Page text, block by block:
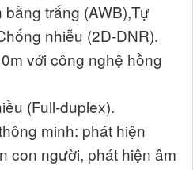
trắng (AWB),Tự
nhiễu (2D-DNR).
với công nghệ hồng
(Full-duplex).
minh: phát hiện
con người, phát hiện âm